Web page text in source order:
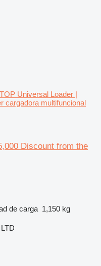
Universal Loader |
cargadora multifuncional
Discount from the
de carga 1,150 kg